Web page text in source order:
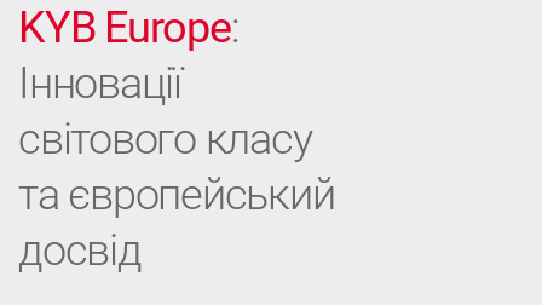
KYB Europe:
Інновації
світового класу
та європейський
досвід